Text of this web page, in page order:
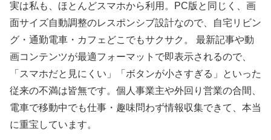
実は私も、ほとんどスマホから利用。PC版と同じく、画
面サイズ自動調整のレスポンシブ設計なので、自宅リビン
グ・通勤電車・カフェどこでもサクサク。 最新記事や動
画コンテンツが最適フォーマットで即表示されるので、
「スマホだと見にくい」「ボタンが小さすぎる」といった
従来の不満は皆無です。個人事業主や外回り営業の合間、
電車で移動中でも仕事・趣味問わず情報収集できて、本当
に重宝しています。